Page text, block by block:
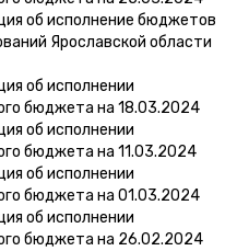
об исполнение бюджетов
Ярославской области
об исполнении
бюджета на 18.03.2024
об исполнении
бюджета на 11.03.2024
об исполнении
бюджета на 01.03.2024
об исполнении
бюджета на 26.02.2024